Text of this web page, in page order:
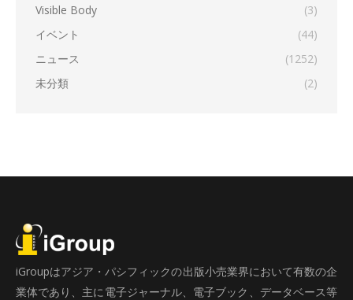
Visible Body
(3)
イベント
(44)
ニュース
(1252)
未分類
(2)
iGroupはアジア・パシフィックの出版小売業界において有数の企
業体であり、主に電子ジャーナル、電子ブック、データベース等